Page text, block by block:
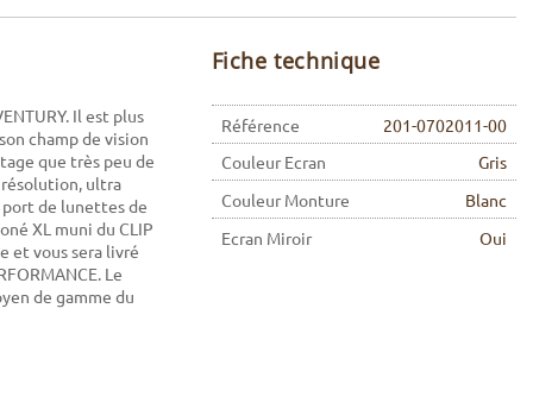
Il est plus
champ de vision
que très peu de
résolution, ultra
port de lunettes de
XL muni du CLIP
et vous sera livré
Le
de gamme du
Fiche technique
Référence
201-0702011-00
Couleur Ecran
Gris
Couleur Monture
Blanc
Ecran Miroir
Oui